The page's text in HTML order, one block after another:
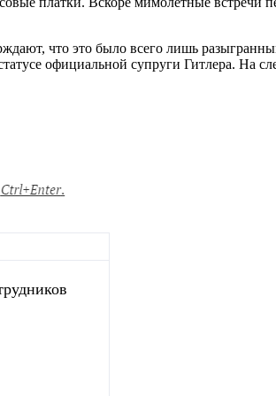
что это было всего лишь
официальной супруги Гитлера. На